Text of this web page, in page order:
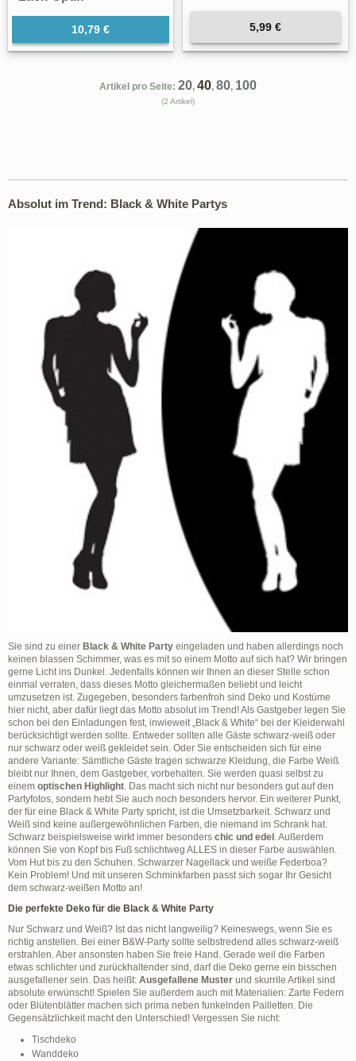
10,79 € 5,99 €
Artikel pro Seite: 20, 40, 80, 100
(2 Artikel)
Absolut im Trend: Black & White Partys
Sie sind zu einer Black & White Party eingeladen und haben allerdings noch
keinen blassen Schimmer, was es mit so einem Motto auf sich hat? Wir bringen
gerne Licht ins Dunkel. Jedenfalls können wir Ihnen an dieser Stelle schon
einmal verraten, dass dieses Motto gleichermaßen beliebt und leicht
umzusetzen ist. Zugegeben, besonders farbenfroh sind Deko und Kostüme
hier nicht, aber dafür liegt das Motto absolut im Trend! Als Gastgeber legen Sie
schon bei den Einladungen fest, inwieweit „Black & White“ bei der Kleiderwahl
berücksichtigt werden sollte. Entweder sollten alle Gäste schwarz-weiß oder
nur schwarz oder weiß gekleidet sein. Oder Sie entscheiden sich für eine
andere Variante: Sämtliche Gäste tragen schwarze Kleidung, die Farbe Weiß
bleibt nur Ihnen, dem Gastgeber, vorbehalten. Sie werden quasi selbst zu
einem optischen Highlight. Das macht sich nicht nur besonders gut auf den
Partyfotos, sondern hebt Sie auch noch besonders hervor. Ein weiterer Punkt,
der für eine Black & White Party spricht, ist die Umsetzbarkeit. Schwarz und
Weiß sind keine außergewöhnlichen Farben, die niemand im Schrank hat.
Schwarz beispielsweise wirkt immer besonders chic und edel . Außerdem
können Sie von Kopf bis Fuß schlichtweg ALLES in dieser Farbe auswählen.
Vom Hut bis zu den Schuhen. Schwarzer Nagellack und weiße Federboa?
Kein Problem! Und mit unseren Schminkfarben passt sich sogar Ihr Gesicht
dem schwarz-weißen Motto an!
Die perfekte Deko für die Black & White Party
Nur Schwarz und Weiß? Ist das nicht langweilig? Keineswegs, wenn Sie es
richtig anstellen. Bei einer B&W-Party sollte selbstredend alles schwarz-weiß
erstrahlen. Aber ansonsten haben Sie freie Hand. Gerade weil die Farben
etwas schlichter und zurückhaltender sind, darf die Deko gerne ein bisschen
ausgefallener sein. Das heißt: Ausgefallene Muster und skurrile Artikel sind
absolute erwünscht! Spielen Sie außerdem auch mit Materialien: Zarte Federn
oder Blütenblätter machen sich prima neben funkelnden Pailletten. Die
Gegensätzlichkeit macht den Unterschied! Vergessen Sie nicht:
Tischdeko
Wanddeko